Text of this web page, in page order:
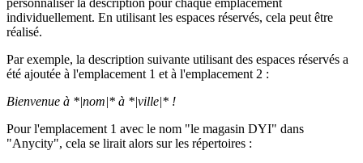
personnaliser la description pour chaque emplacement
individuellement. En utilisant les espaces réservés, cela peut être
réalisé.
Par exemple, la description suivante utilisant des espaces réservés a
été ajoutée à l'emplacement 1 et à l'emplacement 2 :
Bienvenue à *|nom|* à *|ville|* !
Pour l'emplacement 1 avec le nom "le magasin DYI" dans
"Anycity", cela se lirait alors sur les répertoires :